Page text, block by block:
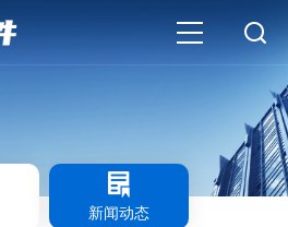
新闻动态